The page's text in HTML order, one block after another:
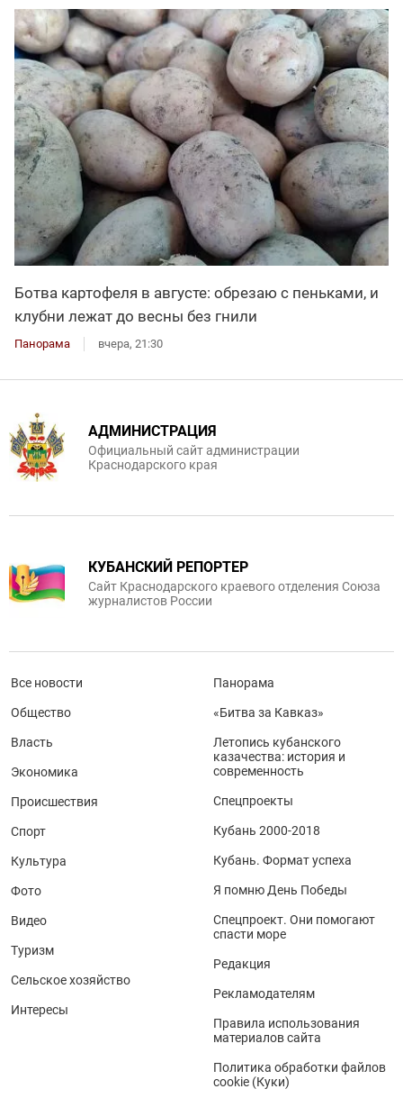
Ботва картофеля в августе: обрезаю с пеньками, и
клубни лежат до весны без гнили
Панорама вчера, 21:30
АДМИНИСТРАЦИЯ
Официальный сайт администрации
Краснодарского края
КУБАНСКИЙ РЕПОРТЕР
Сайт Краснодарского краевого отделения Союза
журналистов России
Все новости
Общество
Власть
Экономика
Происшествия
Спорт
Культура
Фото
Видео
Туризм
Сельское хозяйство
Интересы
Панорама
«Битва за Кавказ»
Летопись кубанского
казачества: история и
современность
Спецпроекты
Кубань 2000-2018
Кубань. Формат успеха
Я помню День Победы
Спецпроект. Они помогают
спасти море
Редакция
Рекламодателям
Правила использования
материалов сайта
Политика обработки файлов
cookie (Куки)